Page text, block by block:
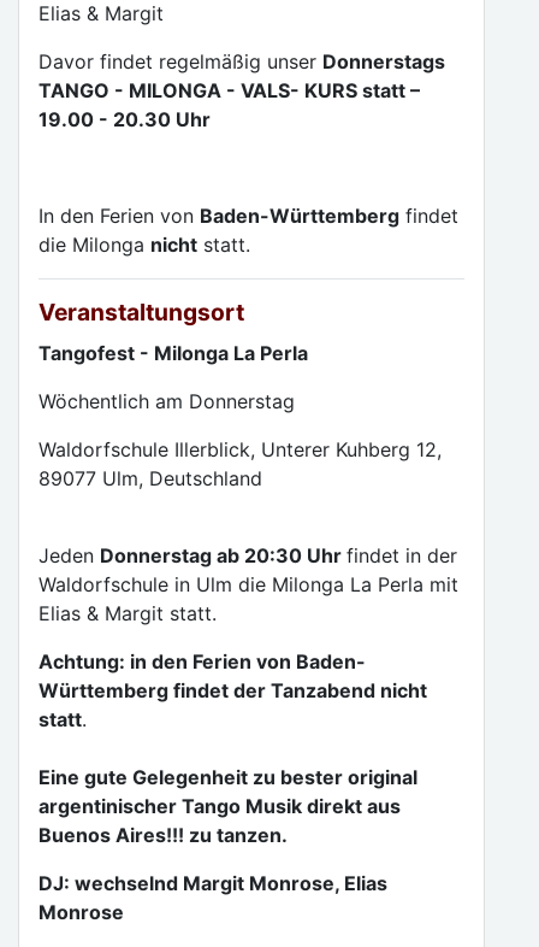
Elias & Margit
Davor findet regelmäßig unser Donnerstags
TANGO - MILONGA - VALS- KURS statt –
19.00 - 20.30 Uhr
In den Ferien von Baden-Württemberg findet
die Milonga nicht statt.
Veranstaltungsort
Tangofest - Milonga La Perla
Wöchentlich am Donnerstag
Waldorfschule Illerblick, Unterer Kuhberg 12,
89077 Ulm, Deutschland
Jeden Donnerstag ab 20:30 Uhr findet in der
Waldorfschule in Ulm die Milonga La Perla mit
Elias & Margit statt.
Achtung: in den Ferien von Baden-
Württemberg findet der Tanzabend nicht
statt.
Eine gute Gelegenheit zu bester original
argentinischer Tango Musik direkt aus
Buenos Aires!!! zu tanzen.
DJ: wechselnd Margit Monrose, Elias
Monrose